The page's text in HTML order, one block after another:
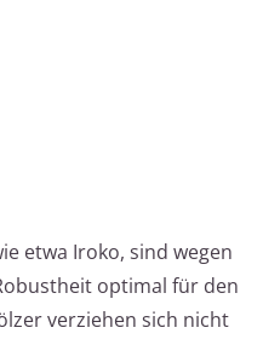
etwa Iroko, sind wegen
optimal für den
verziehen sich nicht